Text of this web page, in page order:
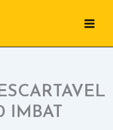
IMBAT